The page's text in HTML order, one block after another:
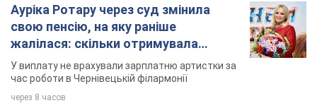
Ауріка Ротару через суд змінила
свою пенсію, на яку раніше
жалілася: скільки отримувала
співачка
У виплату не врахували зарплатню артистки за
час роботи в Чернівецькій філармонії
через 8 часов